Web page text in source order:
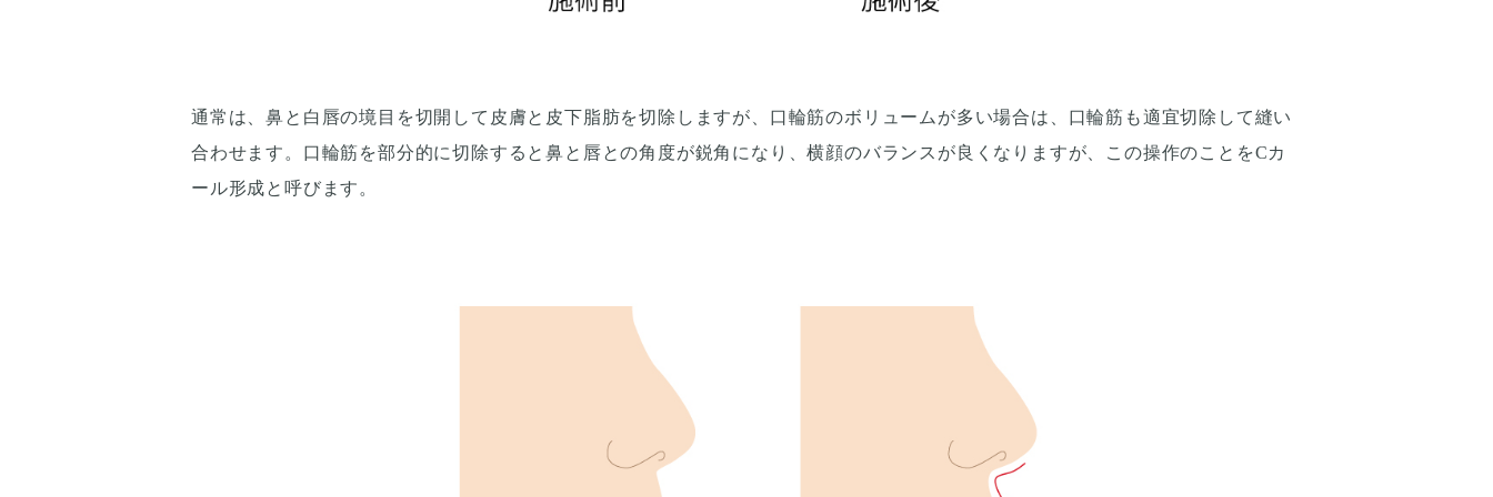
通常は、鼻と白唇の境目を切開して皮膚と皮下脂肪を切除しますが、口輪筋のボリュームが多い場合は、口輪筋も適宜切除して縫い
合わせます。口輪筋を部分的に切除すると鼻と唇との角度が鋭角になり、横顔のバランスが良くなりますが、この操作のことをCカ
ール形成と呼びます。